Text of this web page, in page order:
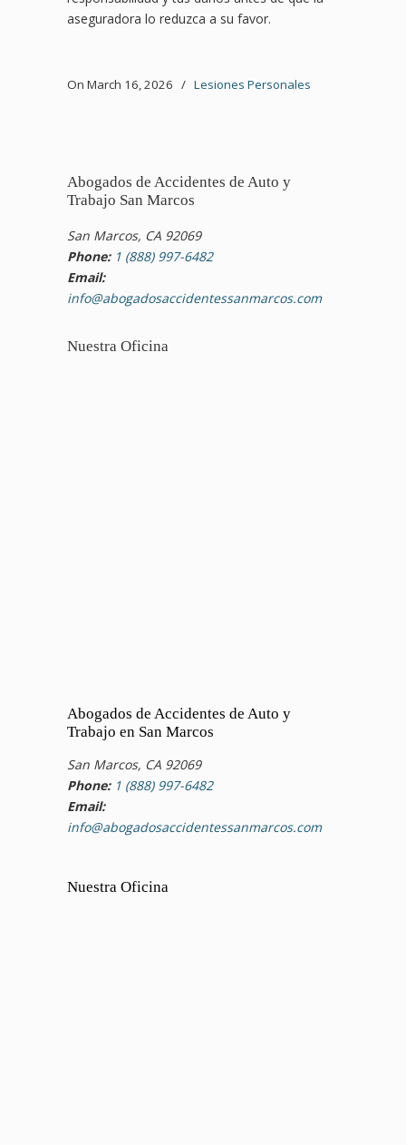
aseguradora lo reduzca a su favor.
On March 16, 2026 / Lesiones Personales
Abogados de Accidentes de Auto y
Trabajo San Marcos
San Marcos, CA 92069
Phone: 1 (888) 997-6482
Email:
info@abogadosaccidentessanmarcos.com
Nuestra Oficina
Abogados de Accidentes de Auto y
Trabajo en San Marcos
San Marcos, CA 92069
Phone: 1 (888) 997-6482
Email:
info@abogadosaccidentessanmarcos.com
Nuestra Oficina